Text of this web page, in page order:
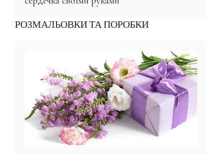
РОЗМАЛЬОВКИ ТА ПОРОБКИ